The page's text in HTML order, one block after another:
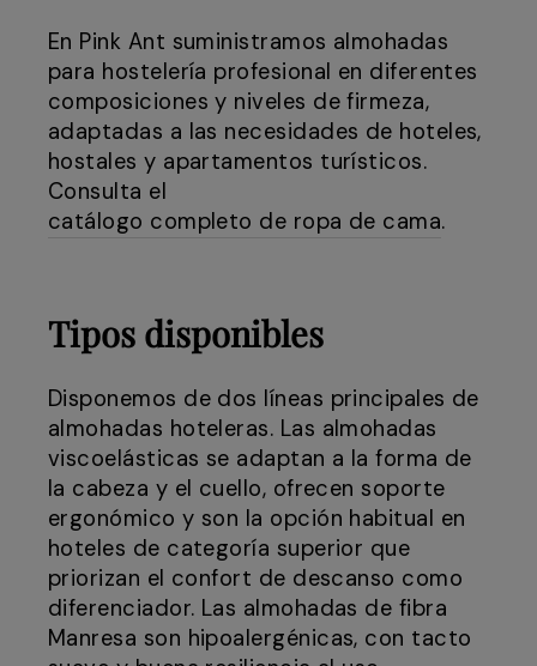
En Pink Ant suministramos almohadas
para hostelería profesional en diferentes
composiciones y niveles de firmeza,
adaptadas a las necesidades de hoteles,
hostales y apartamentos turísticos.
Consulta el
catálogo completo de ropa de cama.
Tipos disponibles
Disponemos de dos líneas principales de
almohadas hoteleras. Las almohadas
viscoelásticas se adaptan a la forma de
la cabeza y el cuello, ofrecen soporte
ergonómico y son la opción habitual en
hoteles de categoría superior que
priorizan el confort de descanso como
diferenciador. Las almohadas de fibra
Manresa son hipoalergénicas, con tacto